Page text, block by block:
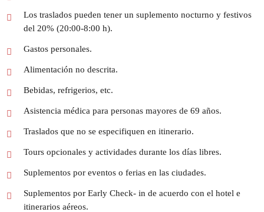
Los traslados pueden tener un suplemento nocturno y festivos
del 20% (20:00-8:00 h).
Gastos personales.
Alimentación no descrita.
Bebidas, refrigerios, etc.
Asistencia médica para personas mayores de 69 años.
Traslados que no se especifiquen en itinerario.
Tours opcionales y actividades durante los días libres.
Suplementos por eventos o ferias en las ciudades.
Suplementos por Early Check- in de acuerdo con el hotel e
itinerarios aéreos.